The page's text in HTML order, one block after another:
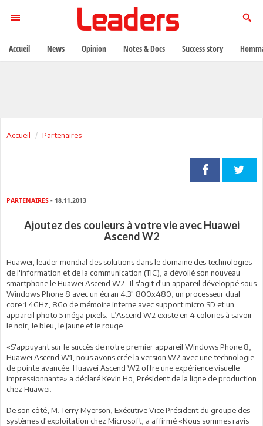
Accueil Partenaires
PARTENAIRES - 18.11.2013
Ajoutez des couleurs à votre vie avec Huawei
Ascend W2
Huawei, leader mondial des solutions dans le domaine des technologies
de l'information et de la communication (TIC), a dévoilé son nouveau
smartphone le Huawei Ascend W2. Il s'agit d'un appareil développé sous
Windows Phone 8 avec un écran 4.3" 800x480, un processeur dual
core 1.4GHz, 8Go de mémoire interne avec support micro SD et un
appareil photo 5 méga pixels. L’Ascend W2 existe en 4 colories à savoir
le noir, le bleu, le jaune et le rouge.
«S'appuyant sur le succès de notre premier appareil Windows Phone 8,
Huawei Ascend W1, nous avons crée la version W2 avec une technologie
de pointe avancée. Huawei Ascend W2 offre une expérience visuelle
impressionnante» a déclaré Kevin Ho, Président de la ligne de production
chez Huawei.
De son côté, M. Terry Myerson, Exécutive Vice Président du groupe des
systèmes d'exploitation chez Microsoft, a affirmé «Nous sommes ravis
Accueil News Opinion Notes & Docs Success story